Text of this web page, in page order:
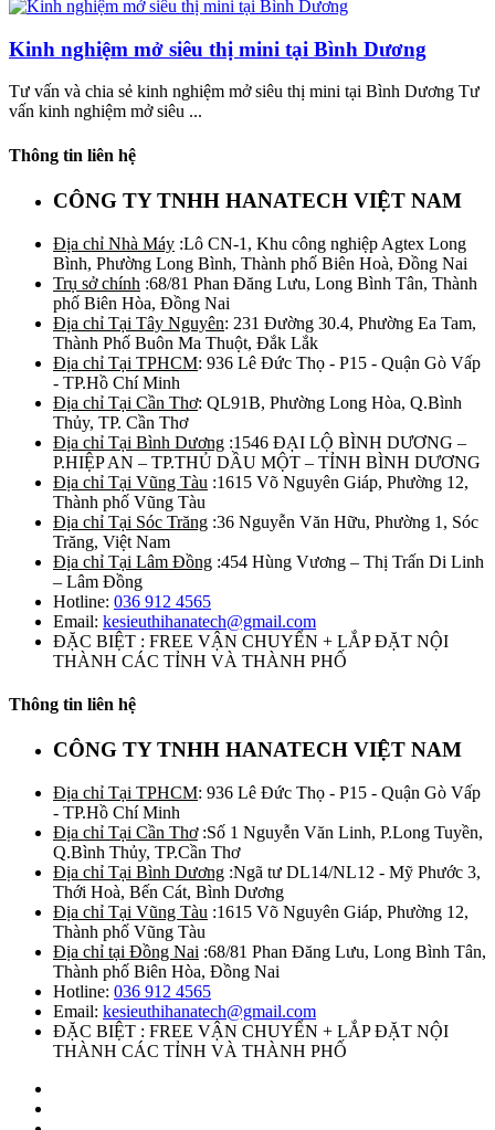
Kinh nghiệm mở siêu thị mini tại Bình Dương
Tư vấn và chia sẻ kinh nghiệm mở siêu thị mini tại Bình Dương Tư
vấn kinh nghiệm mở siêu ...
Thông tin liên hệ
CÔNG TY TNHH HANATECH VIỆT NAM
Địa chỉ Nhà Máy :Lô CN-1, Khu công nghiệp Agtex Long
Bình, Phường Long Bình, Thành phố Biên Hoà, Đồng Nai
Trụ sở chính :68/81 Phan Đăng Lưu, Long Bình Tân, Thành
phố Biên Hòa, Đồng Nai
Địa chỉ Tại Tây Nguyên: 231 Đường 30.4, Phường Ea Tam,
Thành Phố Buôn Ma Thuột, Đắk Lắk
Địa chỉ Tại TPHCM: 936 Lê Đức Thọ - P15 - Quận Gò Vấp
- TP.Hồ Chí Minh
Địa chỉ Tại Cần Thơ: QL91B, Phường Long Hòa, Q.Bình
Thủy, TP. Cần Thơ
Địa chỉ Tại Bình Dương :1546 ĐẠI LỘ BÌNH DƯƠNG –
P.HIỆP AN – TP.THỦ DẦU MỘT – TỈNH BÌNH DƯƠNG
Địa chỉ Tại Vũng Tàu :1615 Võ Nguyên Giáp, Phường 12,
Thành phố Vũng Tàu
Địa chỉ Tại Sóc Trăng :36 Nguyễn Văn Hữu, Phường 1, Sóc
Trăng, Việt Nam
Địa chỉ Tại Lâm Đồng :454 Hùng Vương – Thị Trấn Di Linh
– Lâm Đồng
Hotline: 036 912 4565
Email: kesieuthihanatech@gmail.com
ĐẶC BIỆT : FREE VẬN CHUYỂN + LẮP ĐẶT NỘI
THÀNH CÁC TỈNH VÀ THÀNH PHỐ
Thông tin liên hệ
CÔNG TY TNHH HANATECH VIỆT NAM
Địa chỉ Tại TPHCM: 936 Lê Đức Thọ - P15 - Quận Gò Vấp
- TP.Hồ Chí Minh
Địa chỉ Tại Cần Thơ:Số 1 Nguyễn Văn Linh, P.Long Tuyền,
Q.Bình Thủy, TP.Cần Thơ
Địa chỉ Tại Bình Dương :Ngã tư DL14/NL12 - Mỹ Phước 3,
Thới Hoà, Bến Cát, Bình Dương
Địa chỉ Tại Vũng Tàu :1615 Võ Nguyên Giáp, Phường 12,
Thành phố Vũng Tàu
Địa chỉ tại Đồng Nai :68/81 Phan Đăng Lưu, Long Bình Tân,
Thành phố Biên Hòa, Đồng Nai
Hotline: 036 912 4565
Email: kesieuthihanatech@gmail.com
ĐẶC BIỆT : FREE VẬN CHUYỂN + LẮP ĐẶT NỘI
THÀNH CÁC TỈNH VÀ THÀNH PHỐ